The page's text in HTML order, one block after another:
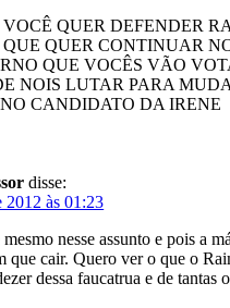
VOCÊ QUER DEFENDER
QUE QUER CONTINUAR
QUE VOCÊS VÃO
NOIS LUTAR PARA
CANDIDATO DA IRENE
disse:
2012 às 01:23
nesse assunto e pois a
que cair. Quero ver o que o
dessa faucatrua e de tantas